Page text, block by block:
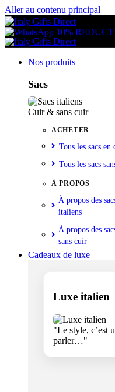
Aller au contenu principal
10%
Nos produits
Sacs
Cuir & sans cuir
ACHETER
Tous les sacs en
Tous les sacs
À PROPOS
À propos des
italiens
À propos des
sans cuir
Cadeaux de luxe
Luxe italien
"Le style, c’est
parler…"